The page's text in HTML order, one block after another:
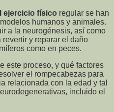
ejercicio físico regular se han
humanos y animales.
a la neurogénesis, así como
y reparar el daño
como en peces.
este proceso, y qué factores
el rompecabezas para
relacionada con la edad y tal
incluido el